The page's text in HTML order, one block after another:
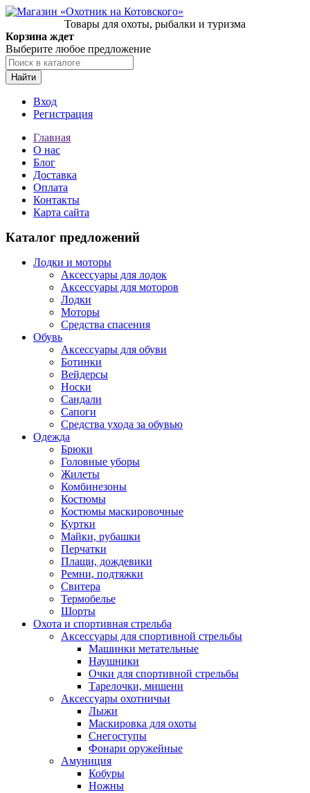
Товары для охоты, рыбалки и туризма
Корзина ждет
Выберите любое предложение
Найти
Вход
Регистрация
Главная
О нас
Блог
Доставка
Оплата
Контакты
Карта сайта
Каталог предложений
Лодки и моторы
Аксессуары для лодок
Аксессуары для моторов
Лодки
Моторы
Средства спасения
Обувь
Аксессуары для обуви
Ботинки
Вейдерсы
Носки
Сандали
Сапоги
Средства ухода за обувью
Одежда
Брюки
Головные уборы
Жилеты
Комбинезоны
Костюмы
Костюмы маскировочные
Куртки
Майки, рубашки
Перчатки
Плащи, дождевики
Ремни, подтяжки
Свитера
Термобелье
Шорты
Охота и спортивная стрельба
Аксессуары для спортивной стрельбы
Машинки метательные
Наушники
Очки для спортивной стрельбы
Тарелочки, мишени
Аксессуары охотничьи
Лыжи
Маскировка для охоты
Снегоступы
Фонари оружейные
Амуниция
Кобуры
Ножны